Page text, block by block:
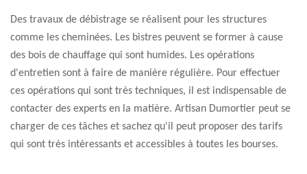
Des travaux de débistrage se réalisent pour les structures
comme les cheminées. Les bistres peuvent se former à cause
des bois de chauffage qui sont humides. Les opérations
d'entretien sont à faire de manière régulière. Pour effectuer
ces opérations qui sont très techniques, il est indispensable de
contacter des experts en la matière. Artisan Dumortier peut se
charger de ces tâches et sachez qu'il peut proposer des tarifs
qui sont très intéressants et accessibles à toutes les bourses.